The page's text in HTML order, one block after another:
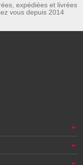
expédiées et livrées
vous depuis 2014